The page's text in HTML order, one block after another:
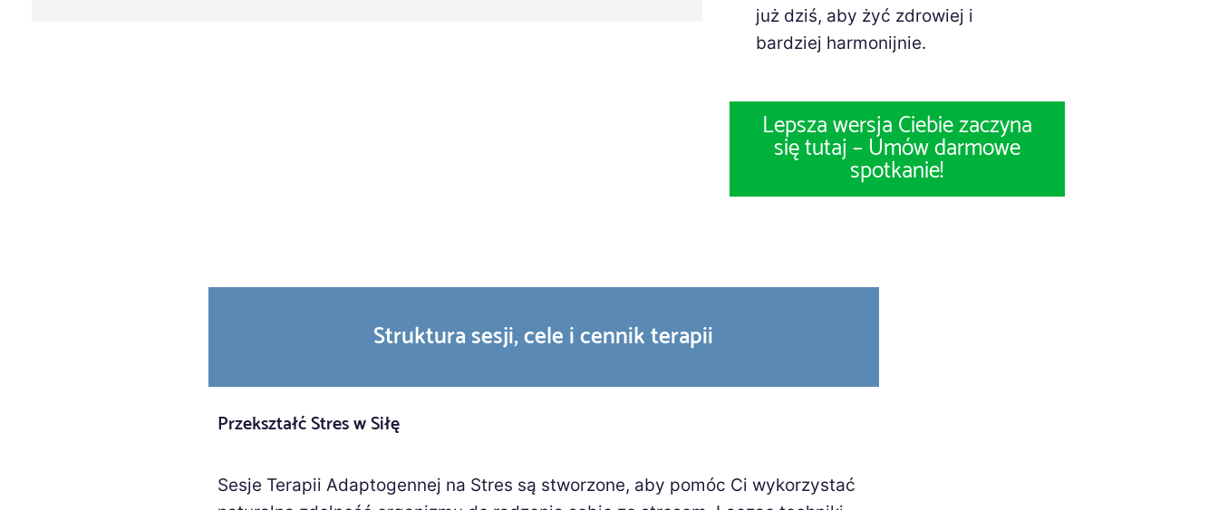
już dziś, aby żyć zdrowiej i
bardziej harmonijnie.
Lepsza wersja Ciebie zaczyna
się tutaj – Umów darmowe
spotkanie!
Struktura sesji, cele i cennik terapii
Przekształć Stres w Siłę
Sesje Terapii Adaptogennej na Stres są stworzone, aby pomóc Ci wykorzystać